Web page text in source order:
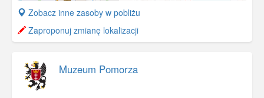
+
−
Zobacz inne zasoby w pobliżu
Zaproponuj zmianę lokalizacji
Muzeum Pomorza